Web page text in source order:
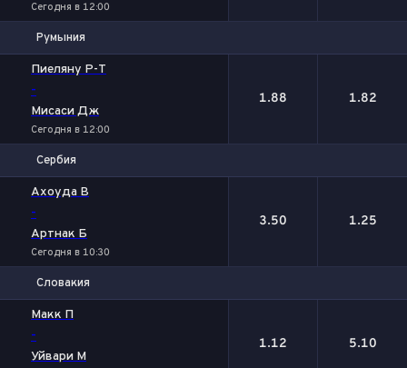
Сегодня в 12:00
Румыния
Пиеляну Р-Т
-
Мисаси Дж
Сегодня в 12:00
1.88 1.82
Сербия
Ахоуда В
-
Артнак Б
Сегодня в 10:30
3.50 1.25
Словакия
Макк П
-
Уйвари М
1.12 5.10